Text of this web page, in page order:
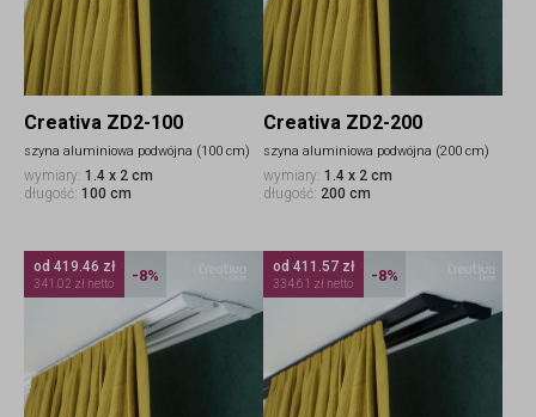
Creativa ZD2-100
szyna aluminiowa podwójna (100 cm)
wymiary: 1.4 x 2 cm
długość: 100 cm
Creativa ZD2-200
szyna aluminiowa podwójna (200 cm)
wymiary: 1.4 x 2 cm
długość: 200 cm
od 419.46 zł
341.02 zł netto -8% od 411.57 zł
334.61 zł netto -8%